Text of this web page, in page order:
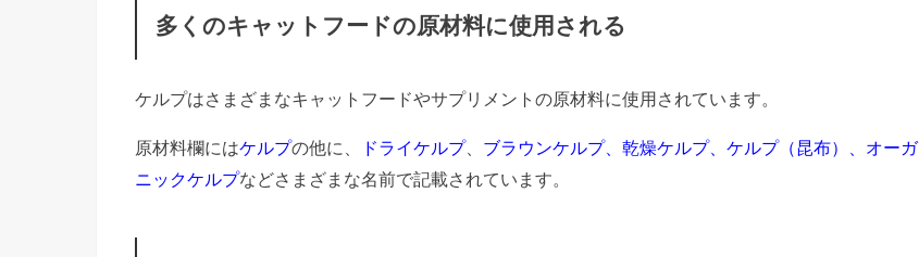
多くのキャットフードの原材料に使用される
ケルプはさまざまなキャットフードやサプリメントの原材料に使用されています。
原材料欄にはケルプの他に、 ドライケルプ、 ブラウンケルプ、乾燥ケルプ、ケルプ（昆布）、オーガ
ニックケルプなどさまざまな名前で記載されています。